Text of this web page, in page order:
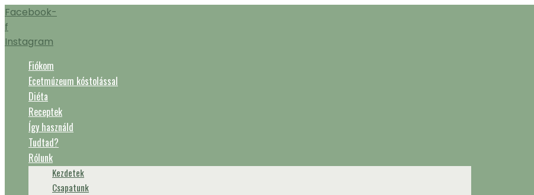
Ugrás
a
tartalomhoz
Facebook-
f
Instagram
Fiókom
Ecetmúzeum kóstolással
Diéta
Receptek
Így használd
Tudtad?
Rólunk
Kezdetek
Csapatunk